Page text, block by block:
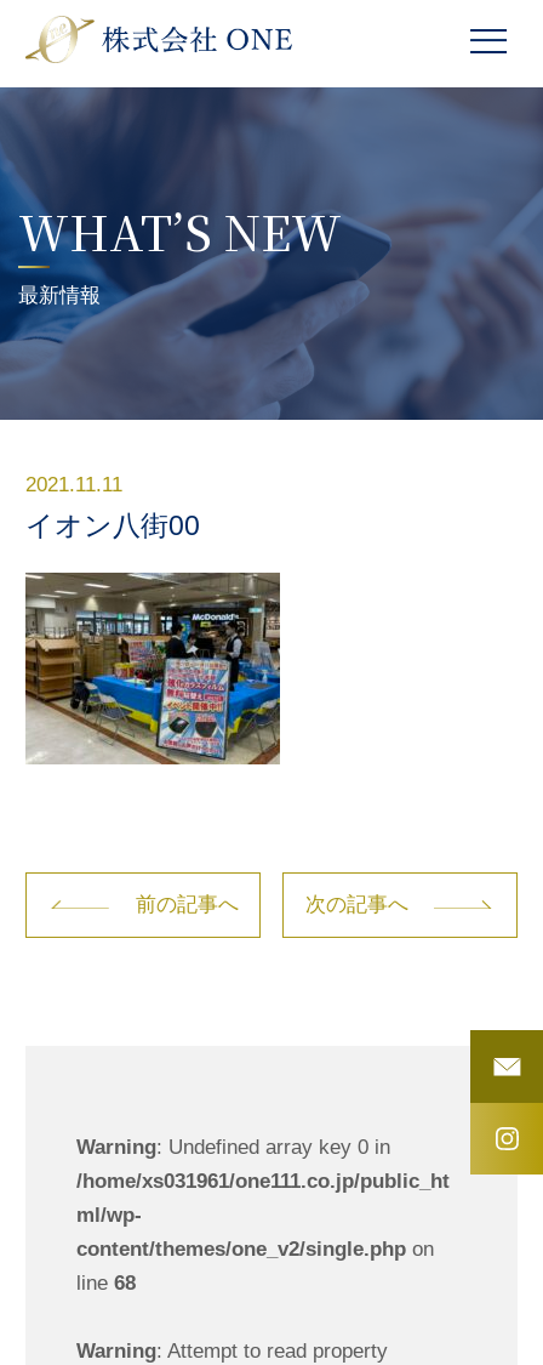
WHAT’S NEW
最新情報
2021.11.11
イオン八街00
前の記事へ 次の記事へ
Warning: Undefined array key 0 in
/home/xs031961/one111.co.jp/public_ht
ml/wp-
content/themes/one_v2/single.phpon
line 68
Warning: Attempt to read property